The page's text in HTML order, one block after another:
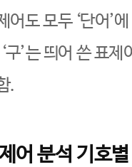
어도 모두 ‘단어’
구’는 띄어 쓴 표
.
어 분석 기호